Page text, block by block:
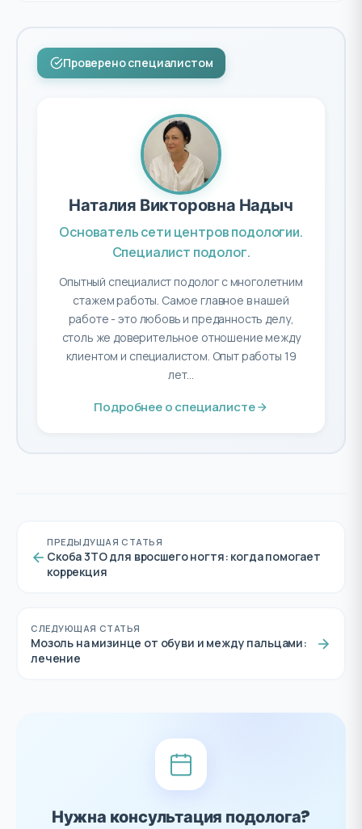
Проверено специалистом
Наталия Викторовна Надыч
Основатель сети центров подологии.
Специалист подолог.
Опытный специалист подолог с многолетним
стажем работы. Самое главное в нашей
работе - это любовь и преданность делу,
столь же доверительное отношение между
клиентом и специалистом. Опыт работы 19
лет...
Подробнее о специалисте
ПРЕДЫДУЩАЯ СТАТЬЯ
Скоба 3ТО для вросшего ногтя: когда помогает
коррекция
СЛЕДУЮЩАЯ СТАТЬЯ
Мозоль на мизинце от обуви и между пальцами:
лечение
Нужна консультация подолога?